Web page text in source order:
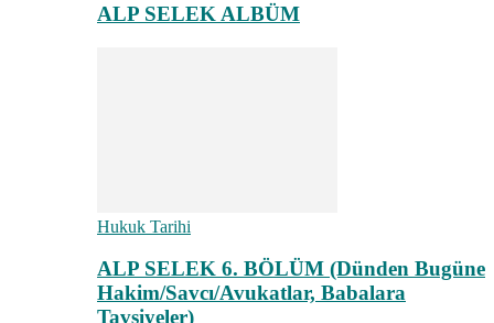
ALP SELEK ALBÜM
Hukuk Tarihi
ALP SELEK 6. BÖLÜM (Dünden Bugüne
Hakim/Savcı/Avukatlar, Babalara
Tavsiyeler)